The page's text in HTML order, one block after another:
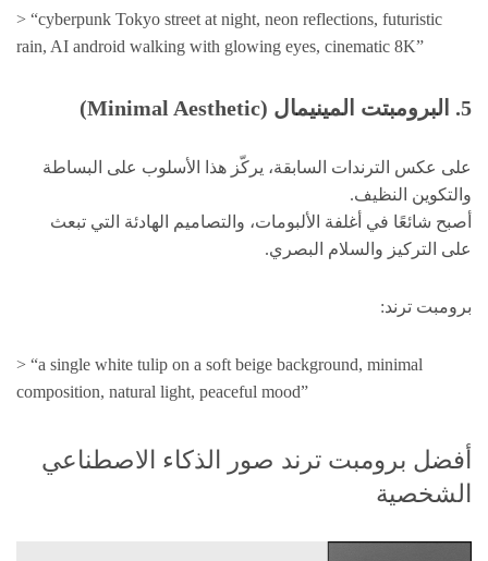
> “cyberpunk Tokyo street at night, neon reflections, futuristic
rain, AI android walking with glowing eyes, cinematic 8K”
5. البرومبتت المينيمال (Minimal Aesthetic)
على عكس الترندات السابقة، يركّز هذا الأسلوب على البساطة
والتكوين النظيف.
أصبح شائعًا في أغلفة الألبومات، والتصاميم الهادئة التي تبعث
على التركيز والسلام البصري.
برومبت ترند:
> “a single white tulip on a soft beige background, minimal
composition, natural light, peaceful mood”
أفضل برومبت ترند صور الذكاء الاصطناعي
الشخصية